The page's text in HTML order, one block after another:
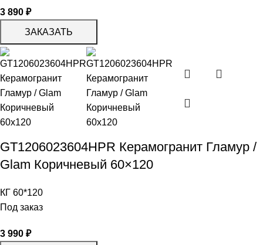
3 890 ₽
ЗАКАЗАТЬ
GT1206023604HPR Керамогранит Гламур /
Glam Коричневый 60×120
КГ 60*120
Под заказ
3 990 ₽